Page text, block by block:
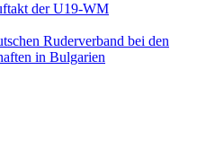
der U19-WM
Ruderverband bei den
in Bulgarien